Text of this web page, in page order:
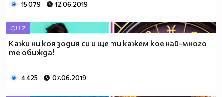
15 079 12.06.2019
QUIZ
Кажи ни коя зодия си и ще ти кажем кое най-много
те обижда!
4 425 07.06.2019